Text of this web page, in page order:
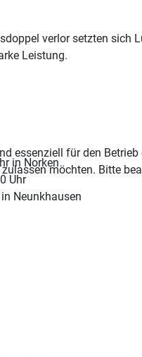
verlor setzten
Leistung.
in Norken
Uhr
Neunkhausen
essenziell für den
möchten. Bitte